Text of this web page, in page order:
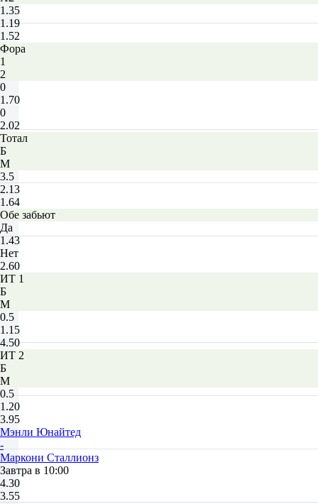
1.35
1.19
1.52
Фора
1
2
0
1.70
0
2.02
Тотал
Б
М
3.5
2.13
1.64
Обе забьют
Да
1.43
Нет
2.60
ИТ 1
Б
М
0.5
1.15
4.50
ИТ 2
Б
М
0.5
1.20
3.95
Мэнли Юнайтед
-
Маркони Сталлионз
Завтра в 10:00
4.30
3.55